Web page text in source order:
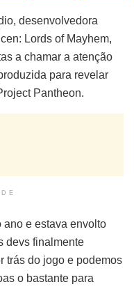
desenvolvedora
Lords of Mayhem,
a chamar a atenção
para revelar
Pantheon.
e estava envolto
devs finalmente
trás do jogo e podemos
o bastante para